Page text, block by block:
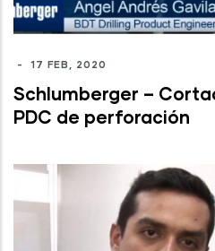
- 17 FEB, 2020
Schlumberger –
PDC de perforación